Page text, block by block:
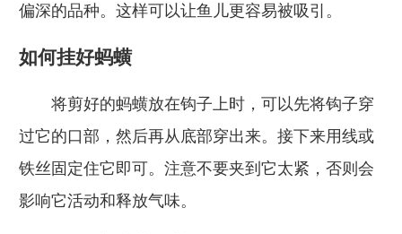
偏深的品种。这样可以让鱼儿更容易被吸引。
如何挂好蚂蟥
将剪好的蚂蟥放在钩子上时，可以先将钩子穿
过它的口部，然后再从底部穿出来。接下来用线或
铁丝固定住它即可。注意不要夹到它太紧，否则会
影响它活动和释放气味。